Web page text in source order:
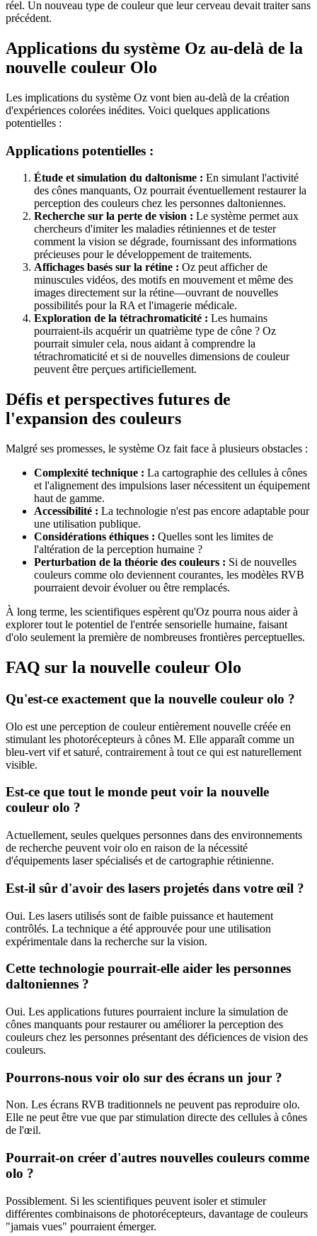
réel. Un nouveau type de couleur que leur cerveau devait traiter sans
précédent.
Applications du système Oz au-delà de la
nouvelle couleur Olo
Les implications du système Oz vont bien au-delà de la création
d'expériences colorées inédites. Voici quelques applications
potentielles :
Applications potentielles :
Étude et simulation du daltonisme : En simulant l'activité
des cônes manquants, Oz pourrait éventuellement restaurer la
perception des couleurs chez les personnes daltoniennes.
Recherche sur la perte de vision : Le système permet aux
chercheurs d'imiter les maladies rétiniennes et de tester
comment la vision se dégrade, fournissant des informations
précieuses pour le développement de traitements.
Affichages basés sur la rétine : Oz peut afficher de
minuscules vidéos, des motifs en mouvement et même des
images directement sur la rétine—ouvrant de nouvelles
possibilités pour la RA et l'imagerie médicale.
Exploration de la tétrachromaticité : Les humains
pourraient-ils acquérir un quatrième type de cône ? Oz
pourrait simuler cela, nous aidant à comprendre la
tétrachromaticité et si de nouvelles dimensions de couleur
peuvent être perçues artificiellement.
Défis et perspectives futures de
l'expansion des couleurs
Malgré ses promesses, le système Oz fait face à plusieurs obstacles :
Complexité technique : La cartographie des cellules à cônes
et l'alignement des impulsions laser nécessitent un équipement
haut de gamme.
Accessibilité : La technologie n'est pas encore adaptable pour
une utilisation publique.
Considérations éthiques : Quelles sont les limites de
l'altération de la perception humaine ?
Perturbation de la théorie des couleurs : Si de nouvelles
couleurs comme olo deviennent courantes, les modèles RVB
pourraient devoir évoluer ou être remplacés.
À long terme, les scientifiques espèrent qu'Oz pourra nous aider à
explorer tout le potentiel de l'entrée sensorielle humaine, faisant
d'olo seulement la première de nombreuses frontières perceptuelles.
FAQ sur la nouvelle couleur Olo
Qu'est-ce exactement que la nouvelle couleur olo ?
Olo est une perception de couleur entièrement nouvelle créée en
stimulant les photorécepteurs à cônes M. Elle apparaît comme un
bleu-vert vif et saturé, contrairement à tout ce qui est naturellement
visible.
Est-ce que tout le monde peut voir la nouvelle
couleur olo ?
Actuellement, seules quelques personnes dans des environnements
de recherche peuvent voir olo en raison de la nécessité
d'équipements laser spécialisés et de cartographie rétinienne.
Est-il sûr d'avoir des lasers projetés dans votre œil ?
Oui. Les lasers utilisés sont de faible puissance et hautement
contrôlés. La technique a été approuvée pour une utilisation
expérimentale dans la recherche sur la vision.
Cette technologie pourrait-elle aider les personnes
daltoniennes ?
Oui. Les applications futures pourraient inclure la simulation de
cônes manquants pour restaurer ou améliorer la perception des
couleurs chez les personnes présentant des déficiences de vision des
couleurs.
Pourrons-nous voir olo sur des écrans un jour ?
Non. Les écrans RVB traditionnels ne peuvent pas reproduire olo.
Elle ne peut être vue que par stimulation directe des cellules à cônes
de l'œil.
Pourrait-on créer d'autres nouvelles couleurs comme
olo ?
Possiblement. Si les scientifiques peuvent isoler et stimuler
différentes combinaisons de photorécepteurs, davantage de couleurs
"jamais vues" pourraient émerger.